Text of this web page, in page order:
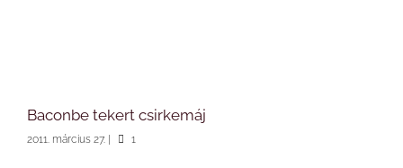
Baconbe tekert csirkemáj
2011. március 27. | 1